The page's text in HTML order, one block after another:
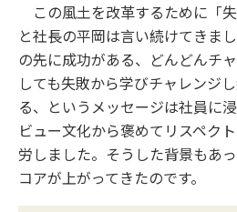
この風土を改革するために「失
と社長の平岡は言い続けてきま
の先に成功がある、どんどんチ
しても失敗から学びチャレンジ
る、というメッセージは社員に
ビュー文化から褒めてリスペク
労しました。そうした背景もあ
コアが上がってきたのです。